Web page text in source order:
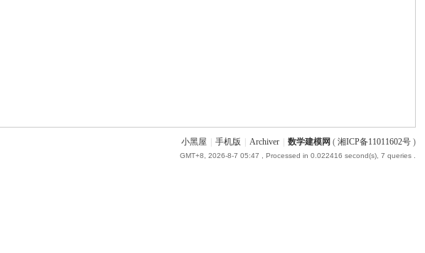
小黑屋 手机版 Archiver 数学建模网 ( 湘ICP备11011602号)
GMT+8, 2026-8-7 05:47 , Processed in 0.022416 second(s), 7 queries .